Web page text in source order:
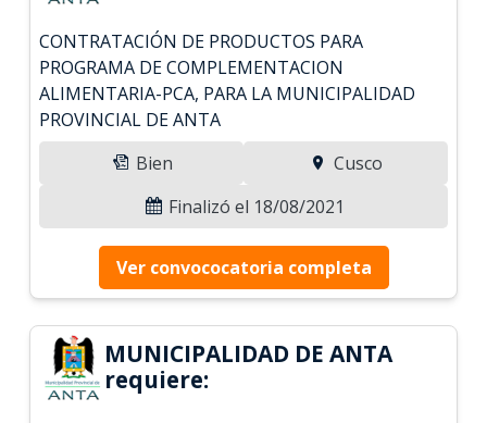
CONTRATACIÓN DE PRODUCTOS PARA
PROGRAMA DE COMPLEMENTACION
ALIMENTARIA-PCA, PARA LA MUNICIPALIDAD
PROVINCIAL DE ANTA
Bien
Cusco
Finalizó el 18/08/2021
Ver convococatoria completa
MUNICIPALIDAD DE ANTA
requiere: